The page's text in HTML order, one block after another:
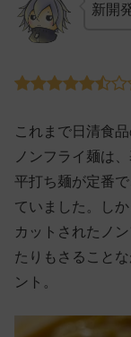
新開
これまで日清食
ノンフライ麺は
平打ち麺が定番
ていました。し
カットされたノ
たりもさること
ント。